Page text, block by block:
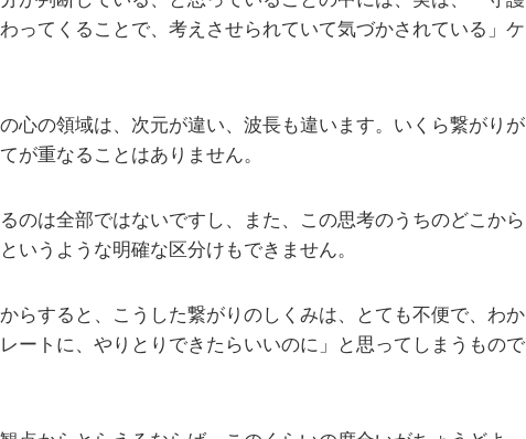
ってくることで、考えさせられていて気づかされている」ケ
心の領域は、次元が違い、波長も違います。いくら繋がりが
が重なることはありません。
のは全部ではないですし、また、この思考のうちのどこから
いうような明確な区分けもできません。
らすると、こうした繋がりのしくみは、とても不便で、わか
ートに、やりとりできたらいいのに」と思ってしまうもので